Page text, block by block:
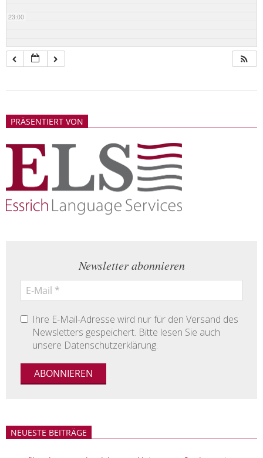
23:00
21PRÄSENTIERT VON
Newsletter abonnieren
Ihre E-Mail-Adresse wird nur für den Versand des
Newsletters gespeichert. Bitte lesen Sie auch
unsere Datenschutzerklärung.
NEUESTE BEITRÄGE